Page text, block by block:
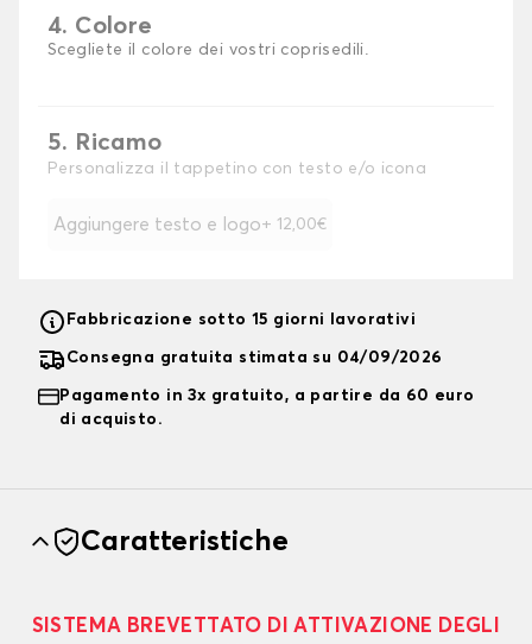
4. Colore
Scegliete il colore dei vostri coprisedili.
5. Ricamo
Personalizza il tappetino con testo e/o icona
Aggiungere testo e logo + 12,00€
Fabbricazione sotto 15 giorni lavorativi
Consegna gratuita stimata su 04/09/2026
Pagamento in 3x gratuito, a partire da 60 euro
di acquisto.
Caratteristiche
SISTEMA BREVETTATO DI ATTIVAZIONE DEGLI